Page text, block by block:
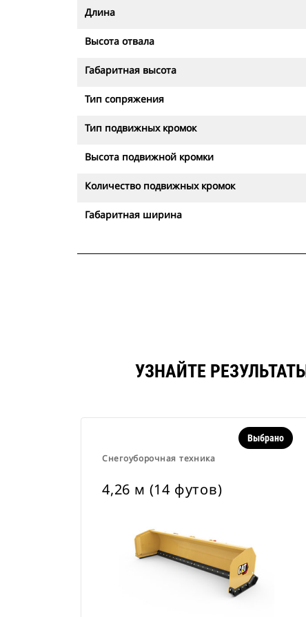
Длина
Высота отвала
Габаритная высота
Тип сопряжения
Тип подвижных кромок
Высота подвижной кромки
Количество подвижных кромок
Габаритная ширина
УЗНАЙТЕ
Снегоуборочная техника
Выбрано
4,26 м (14 футов)